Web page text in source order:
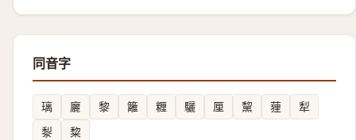
同音字
璃 廲 黎 籬 糎 驪 厘 黧 䔆
犁
㴝
䊍